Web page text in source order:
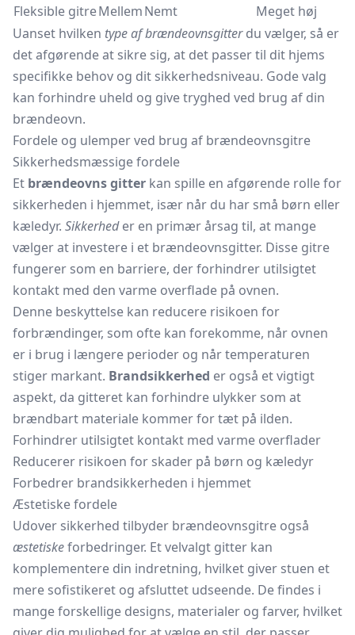
Fleksible gitreMellemNemt
Meget høj
Uanset hvilken type af brændeovnsgitterdu vælger, så er
det afgørende at sikre sig, at det passer til dit hjems
specifikke behov og dit sikkerhedsniveau. Gode valg
kan forhindre uheld og give tryghed ved brug af din
brændeovn.
Fordele og ulemper ved brug af brændeovnsgitre
Sikkerhedsmæssige fordele
Et brændeovns gitter kan spille en afgørende rolle for
sikkerheden i hjemmet, især når du har små børn eller
kæledyr. Sikkerheder en primær årsag til, at mange
vælger at investere i et brændeovnsgitter. Disse gitre
fungerer som en barriere, der forhindrer utilsigtet
kontakt med den varme overflade på ovnen.
Denne beskyttelse kan reducere risikoen for
forbrændinger, som ofte kan forekomme, når ovnen
er i brug i længere perioder og når temperaturen
stiger markant. Brandsikkerhed er også et vigtigt
aspekt, da gitteret kan forhindre ulykker som at
brændbart materiale kommer for tæt på ilden.
Forhindrer utilsigtet kontakt med varme overflader
Reducerer risikoen for skader på børn og kæledyr
Forbedrer brandsikkerheden i hjemmet
Æstetiske fordele
Udover sikkerhed tilbyder brændeovnsgitre også
æstetiskeforbedringer. Et velvalgt gitter kan
komplementere din indretning, hvilket giver stuen et
mere sofistikeret og afsluttet udseende. De findes i
mange forskellige designs, materialer og farver, hvilket